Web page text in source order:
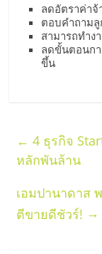
ลดอัตราค่าจ้
ตอบคำถาม
สามารถทำง
ลดขั้นตอนก
ขึ้น
← 4 ธุรกิจ
หลักพันล้าน
เอมปานาดาส
ตีขายดีชัวร์! →